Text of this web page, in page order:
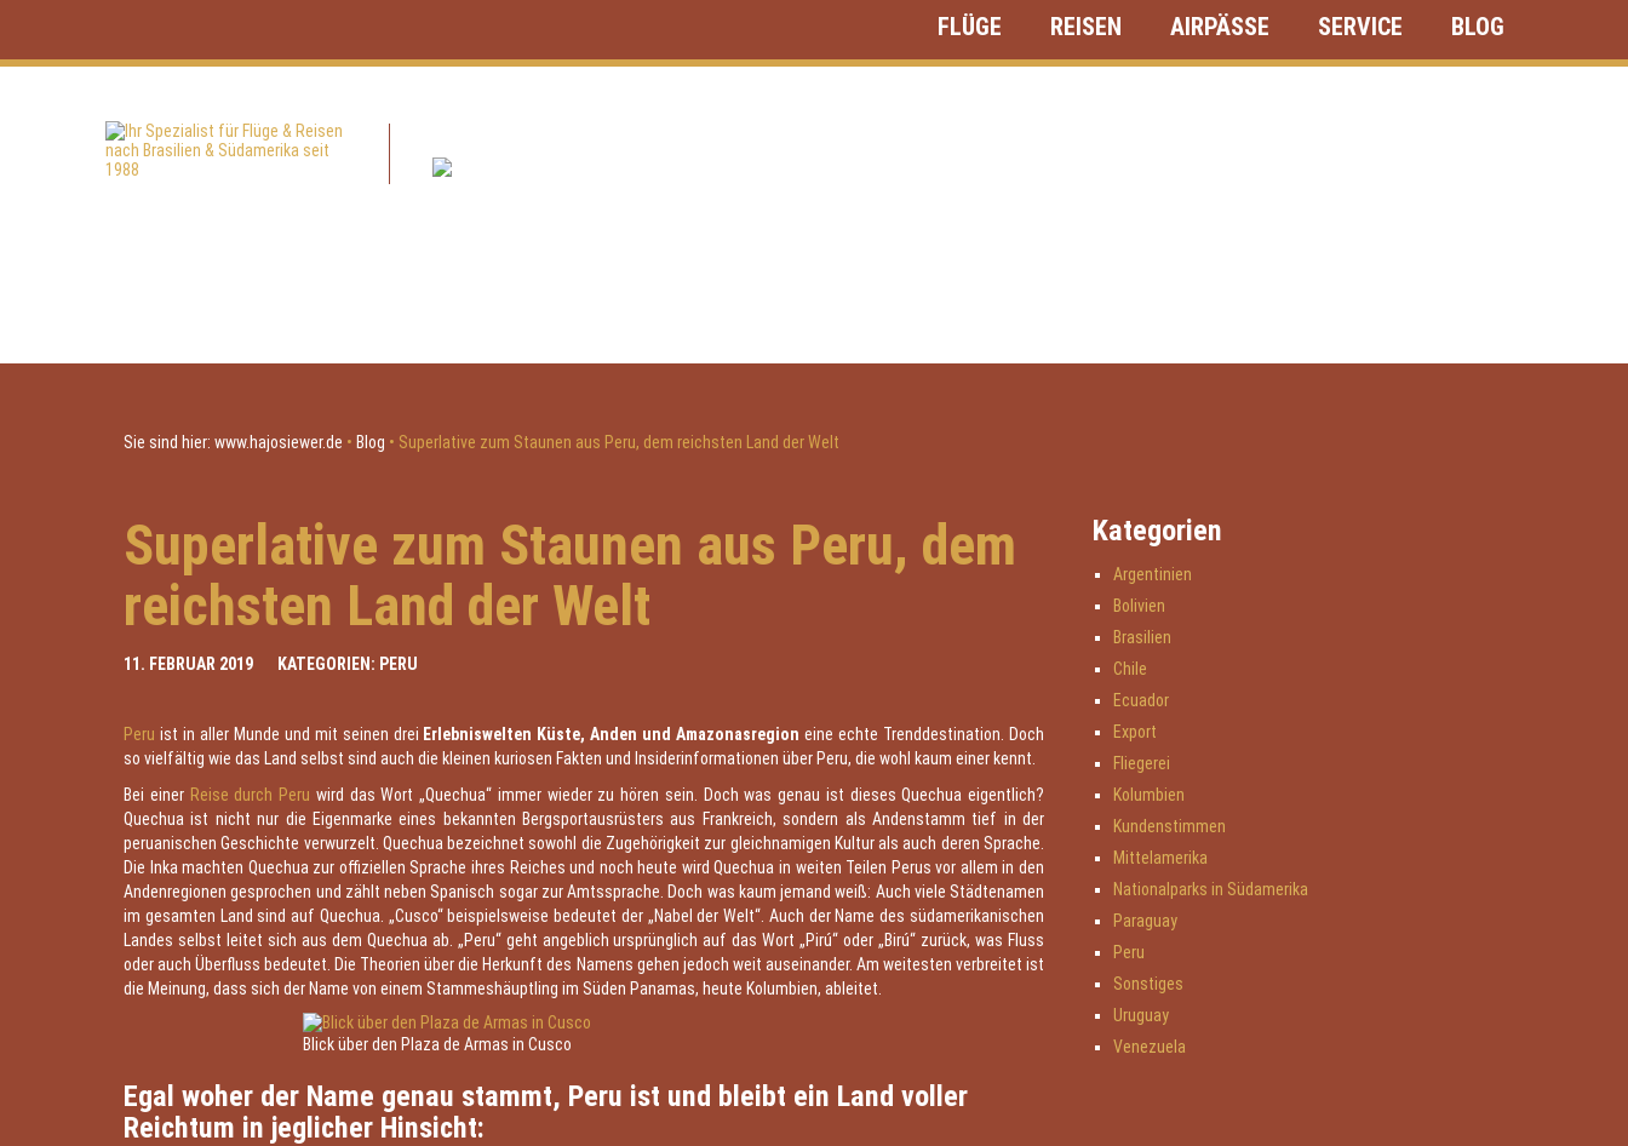
FLÜGE REISEN AIRPÄSSE SERVICE BLOG
Sie sind hier: www.hajosiewer.de • Blog • Superlative zum Staunen aus Peru, dem reichsten Land der Welt
Superlative zum Staunen aus Peru, dem
reichsten Land der Welt
11. FEBRUAR 2019 KATEGORIEN: PERU
Peru ist in aller Munde und mit seinen drei Erlebniswelten Küste, Anden und Amazonasregion eine echte Trenddestination. Doch
so vielfältig wie das Land selbst sind auch die kleinen kuriosen Fakten und Insiderinformationen über Peru, die wohl kaum einer kennt.
Bei einer Reise durch Peru wird das Wort „Quechua“ immer wieder zu hören sein. Doch was genau ist dieses Quechua eigentlich?
Quechua ist nicht nur die Eigenmarke eines bekannten Bergsportausrüsters aus Frankreich, sondern als Andenstamm tief in der
peruanischen Geschichte verwurzelt. Quechua bezeichnet sowohl die Zugehörigkeit zur gleichnamigen Kultur als auch deren Sprache.
Die Inka machten Quechua zur offiziellen Sprache ihres Reiches und noch heute wird Quechua in weiten Teilen Perus vor allem in den
Andenregionen gesprochen und zählt neben Spanisch sogar zur Amtssprache. Doch was kaum jemand weiß: Auch viele Städtenamen
im gesamten Land sind auf Quechua. „Cusco“ beispielsweise bedeutet der „Nabel der Welt“. Auch der Name des südamerikanischen
Landes selbst leitet sich aus dem Quechua ab. „Peru“ geht angeblich ursprünglich auf das Wort „Pirú“ oder „Birú“ zurück, was Fluss
oder auch Überfluss bedeutet. Die Theorien über die Herkunft des Namens gehen jedoch weit auseinander. Am weitesten verbreitet ist
die Meinung, dass sich der Name von einem Stammeshäuptling im Süden Panamas, heute Kolumbien, ableitet.
Blick über den Plaza de Armas in Cusco
Egal woher der Name genau stammt, Peru ist und bleibt ein Land voller
Reichtum in jeglicher Hinsicht:
Kategorien
Argentinien
Bolivien
Brasilien
Chile
Ecuador
Export
Fliegerei
Kolumbien
Kundenstimmen
Mittelamerika
Nationalparks in Südamerika
Paraguay
Peru
Sonstiges
Uruguay
Venezuela